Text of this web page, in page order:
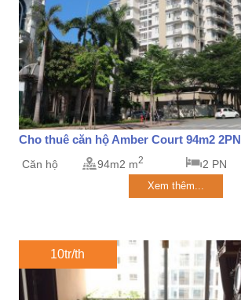
Cho thuê căn hộ Amber Court 94m2 2PN
Căn hộ 94m2 m2 2 PN
Xem thêm...
10tr/th